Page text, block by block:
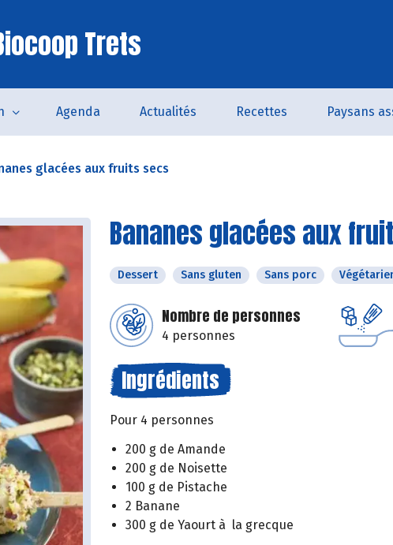
Trets
Agenda Actualités Recettes Paysans
glacées aux fruits secs
Bananes glacées aux
Dessert Sans gluten Sans porc
Nombre de personnes
4 personnes
Ingrédients
Pour 4 personnes
200 g de Amande
200 g de Noisette
100 g de Pistache
2 Banane
300 g de Yaourt à la grecque